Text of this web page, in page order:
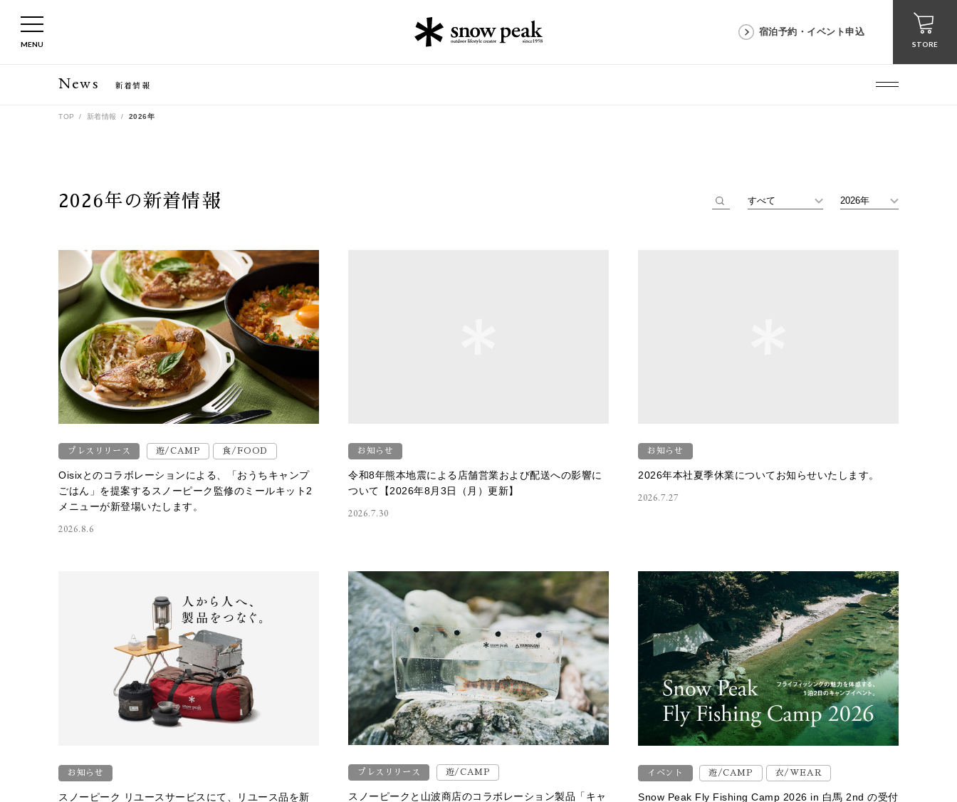
MENU STORE
宿泊予約・イベント申込
News 新着情報
TOP 新着情報 2026年
2026年の新着情報
プレスリリース 遊/CAMP 食/FOOD
Oisixとのコラボレーションによる、「おうちキャンプ
ごはん」を提案するスノーピーク監修のミールキット2
メニューが新登場いたします。
2026.8.6
お知らせ
令和8年熊本地震による店舗営業および配送への影響に
ついて【2026年8月3日（月）更新】
2026.7.30
お知らせ
2026年本社夏季休業についてお知らせいたします。
2026.7.27
お知らせ
スノーピーク リユースサービスにて、リユース品を新
プレスリリース 遊/CAMP
スノーピークと山波商店のコラボレーション製品「キャ
イベント 遊/CAMP 衣/WEAR
Snow Peak Fly Fishing Camp 2026 in 白馬 2nd の受付